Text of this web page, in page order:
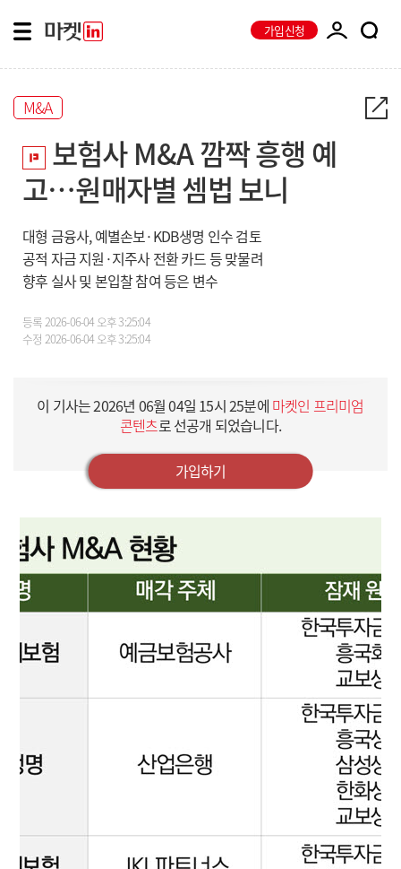
가입신청
M&A
보험사 M&A 깜짝 흥행 예
고…원매자별 셈법 보니
대형 금융사, 예별손보·KDB생명 인수 검토
공적 자금 지원·지주사 전환 카드 등 맞물려
향후 실사 및 본입찰 참여 등은 변수
등록2026-06-04 오후 3:25:04
수정 2026-06-04 오후 3:25:04
이 기사는2026년 06월 04일 15시 25분에 마켓인 프리미엄
콘텐츠로 선공개 되었습니다.
가입하기